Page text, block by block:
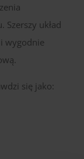
układ
wygodnie
się jako: